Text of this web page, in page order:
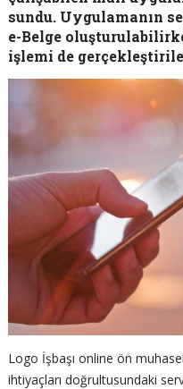
sundu. Uygulamanın
e-Belge
işlemi de
Logo İşbaşı online ön
ihtiyaçları doğrultusundaki